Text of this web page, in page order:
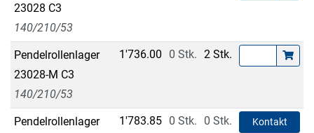
23028 C3
140/210/53
Pendelrollenlager
23028-M C3
140/210/53
1'736.00 0 Stk. 2 Stk.
Pendelrollenlager
1'783.85 0 Stk. 0 Stk. Kontakt